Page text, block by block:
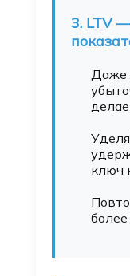
3. LTV
Даже
ключ